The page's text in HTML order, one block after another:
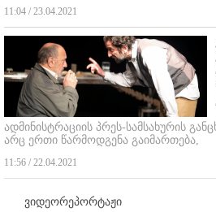
11:04 / 23.04.2021
ადმინისტრაციის პრეს-სამსახურის
არც ერთი წარმოდგენა გაიმართება,
11:56 / 22.04.2021
ვიდეორეპორტაჟი